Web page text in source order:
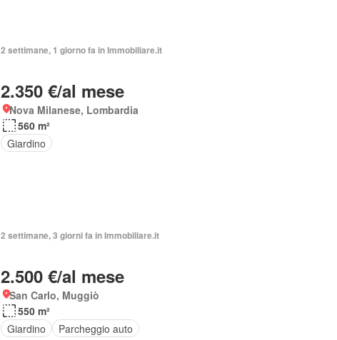
2 settimane, 1 giorno fa in Immobiliare.it
2.350 €/al mese
Nova Milanese, Lombardia
560 m²
Giardino
2 settimane, 3 giorni fa in Immobiliare.it
2.500 €/al mese
San Carlo, Muggiò
550 m²
Giardino
Parcheggio auto